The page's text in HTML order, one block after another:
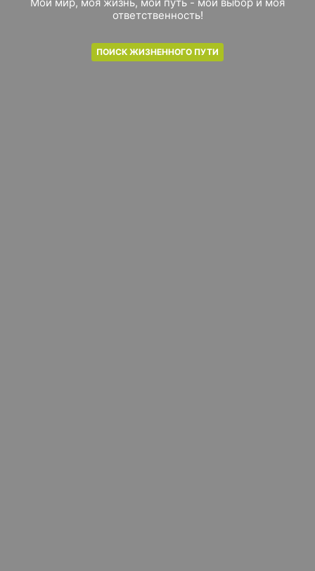
Мой мир, моя жизнь, мой путь - мой выбор и моя
ответственность!
ПОИСК ЖИЗНЕННОГО ПУТИ